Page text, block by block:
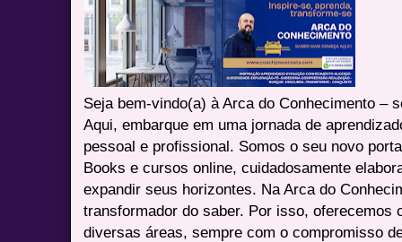
Seja bem-vindo(a) à Arca do Conhecimento –
Aqui, embarque em uma jornada de
pessoal e profissional. Somos o seu novo
Books e cursos online, cuidadosamente
expandir seus horizontes. Na Arca do
transformador do saber. Por isso, oferecemos
diversas áreas, sempre com o compromisso